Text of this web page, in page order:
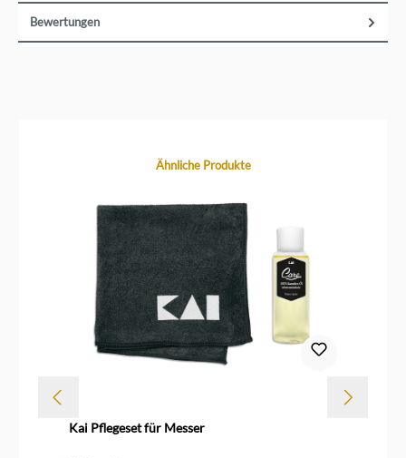
Bewertungen
Produktgalerie überspringenÄhnliche Produkte
Kai Pflegeset für Messer